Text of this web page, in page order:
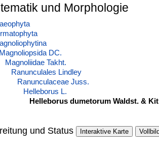
und Morphologie
Magnoliopsida DC.
Magnoliidae Takht.
Ranunculales Lindley
Ranunculaceae Juss.
Helleborus L.
Helleborus dumetorum Waldst. &
und Status Interaktive Karte